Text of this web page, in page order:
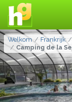
Welkom Frankrijk
Camping de la